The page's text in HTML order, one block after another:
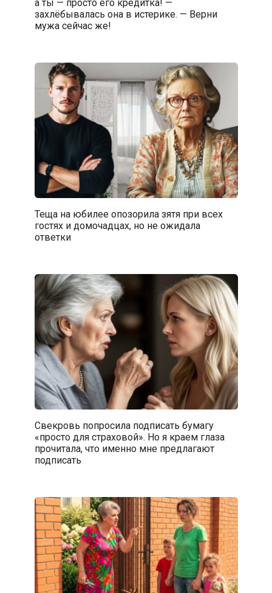
а ты — просто его кредитка! —
захлёбывалась она в истерике. — Верни
мужа сейчас же!
Теща на юбилее опозорила зятя при всех
гостях и домочадцах, но не ожидала
ответки
Свекровь попросила подписать бумагу
«просто для страховой». Но я краем глаза
прочитала, что именно мне предлагают
подписать